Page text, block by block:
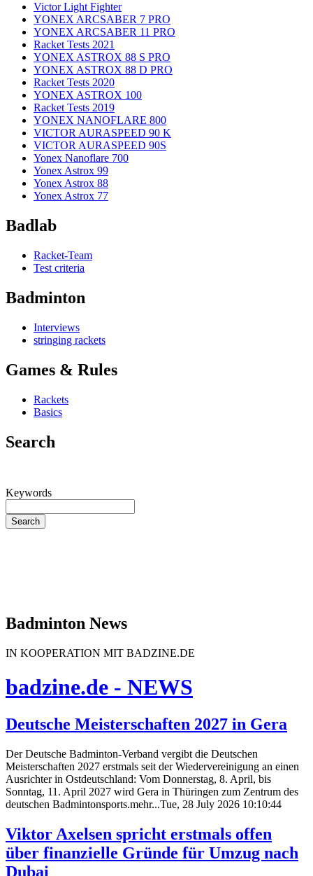
Victor Light Fighter
YONEX ARCSABER 7 PRO
YONEX ARCSABER 11 PRO
Racket Tests 2021
YONEX ASTROX 88 S PRO
YONEX ASTROX 88 D PRO
Racket Tests 2020
YONEX ASTROX 100
Racket Tests 2019
YONEX NANOFLARE 800
VICTOR AURASPEED 90 K
VICTOR AURASPEED 90S
Yonex Nanoflare 700
Yonex Astrox 99
Yonex Astrox 88
Yonex Astrox 77
Badlab
Racket-Team
Test criteria
Badminton
Interviews
stringing rackets
Games & Rules
Rackets
Basics
Search
Keywords
Search
Badminton News
IN KOOPERATION MIT BADZINE.DE
badzine.de - NEWS
Deutsche Meisterschaften 2027 in Gera
Der Deutsche Badminton-Verband vergibt die Deutschen
Meisterschaften 2027 erstmals seit der Wiedervereinigung an einen
Ausrichter in Ostdeutschland: Vom Donnerstag, 8. April, bis
Sonntag, 11. April 2027 wird Gera in Thüringen zum Zentrum des
deutschen Badmintonsports.mehr...Tue, 28 July 2026 10:10:44
Viktor Axelsen spricht erstmals offen
über finanzielle Gründe für Umzug nach
Dubai